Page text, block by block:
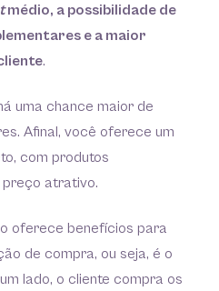
médio, a possibilidade de
e a maior
.
uma chance maior de
Afinal, você oferece um
com produtos
atrativo.
oferece benefícios para
de compra, ou seja, é o
lado, o cliente compra os